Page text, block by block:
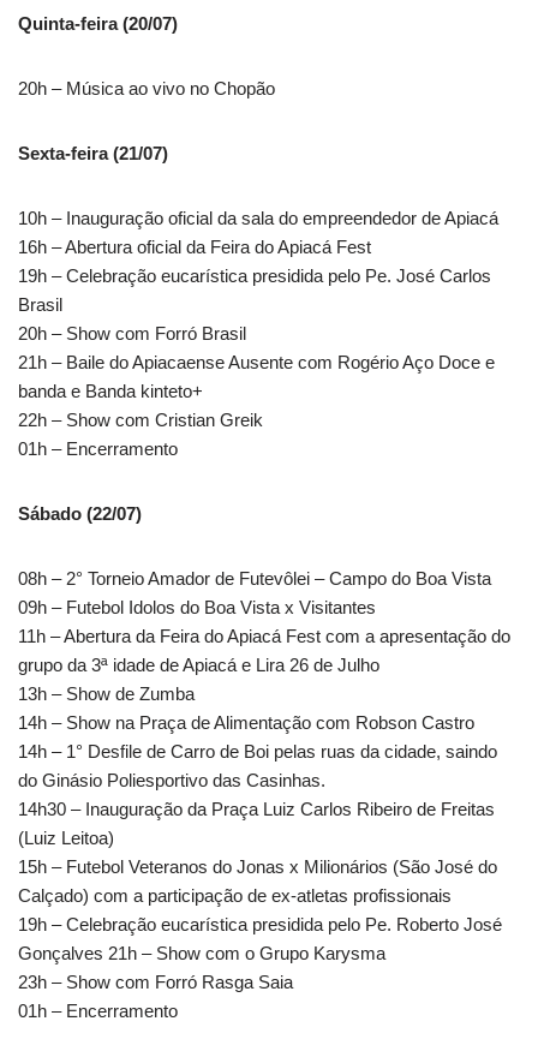
Quinta-feira (20/07)
20h – Música ao vivo no Chopão
Sexta-feira (21/07)
10h – Inauguração oficial da sala do empreendedor de Apiacá
16h – Abertura oficial da Feira do Apiacá Fest
19h – Celebração eucarística presidida pelo Pe. José Carlos
Brasil
20h – Show com Forró Brasil
21h – Baile do Apiacaense Ausente com Rogério Aço Doce e
banda e Banda kinteto+
22h – Show com Cristian Greik
01h – Encerramento
Sábado (22/07)
08h – 2° Torneio Amador de Futevôlei – Campo do Boa Vista
09h – Futebol Idolos do Boa Vista x Visitantes
11h – Abertura da Feira do Apiacá Fest com a apresentação do
grupo da 3ª idade de Apiacá e Lira 26 de Julho
13h – Show de Zumba
14h – Show na Praça de Alimentação com Robson Castro
14h – 1° Desfile de Carro de Boi pelas ruas da cidade, saindo
do Ginásio Poliesportivo das Casinhas.
14h30 – Inauguração da Praça Luiz Carlos Ribeiro de Freitas
(Luiz Leitoa)
15h – Futebol Veteranos do Jonas x Milionários (São José do
Calçado) com a participação de ex-atletas profissionais
19h – Celebração eucarística presidida pelo Pe. Roberto José
Gonçalves 21h – Show com o Grupo Karysma
23h – Show com Forró Rasga Saia
01h – Encerramento